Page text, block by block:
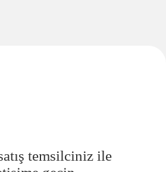
temsilciniz ile